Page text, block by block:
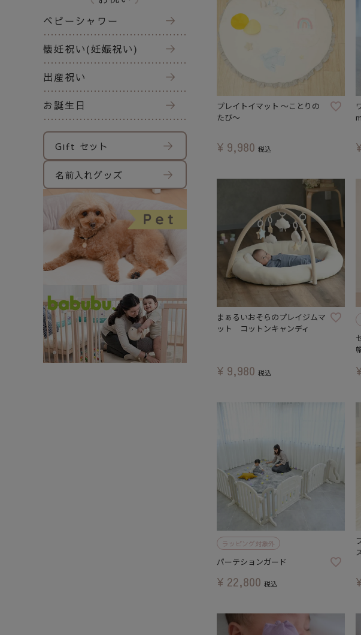
ベビーシャワー
懐妊祝い(妊娠祝い)
出産祝い
お誕生日
Gift セット
名前入れグッズ
プレイトイマット ～ことりの
たび～
¥ 9,980 税込
まぁるいおそらのプレイジムマ
ット コットンキャンディ
¥ 9,980 税込
ラッピング対象外
パーテションガード
¥ 22,800 税込